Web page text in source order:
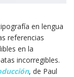
en lengua
referencias
en la
incorregibles.
, de Paul